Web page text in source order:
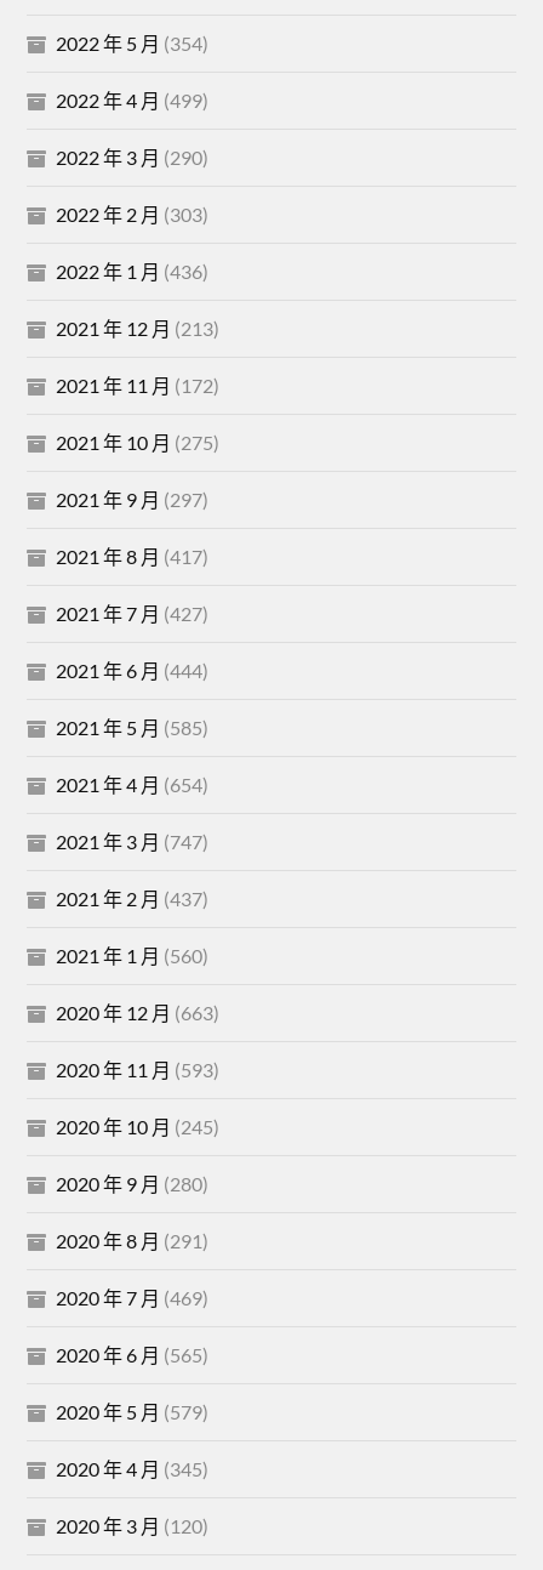
2022 年 5 月 (354)
2022 年 4 月 (499)
2022 年 3 月 (290)
2022 年 2 月 (303)
2022 年 1 月 (436)
2021 年 12 月 (213)
2021 年 11 月 (172)
2021 年 10 月 (275)
2021 年 9 月 (297)
2021 年 8 月 (417)
2021 年 7 月 (427)
2021 年 6 月 (444)
2021 年 5 月 (585)
2021 年 4 月 (654)
2021 年 3 月 (747)
2021 年 2 月 (437)
2021 年 1 月 (560)
2020 年 12 月 (663)
2020 年 11 月 (593)
2020 年 10 月 (245)
2020 年 9 月 (280)
2020 年 8 月 (291)
2020 年 7 月 (469)
2020 年 6 月 (565)
2020 年 5 月 (579)
2020 年 4 月 (345)
2020 年 3 月 (120)